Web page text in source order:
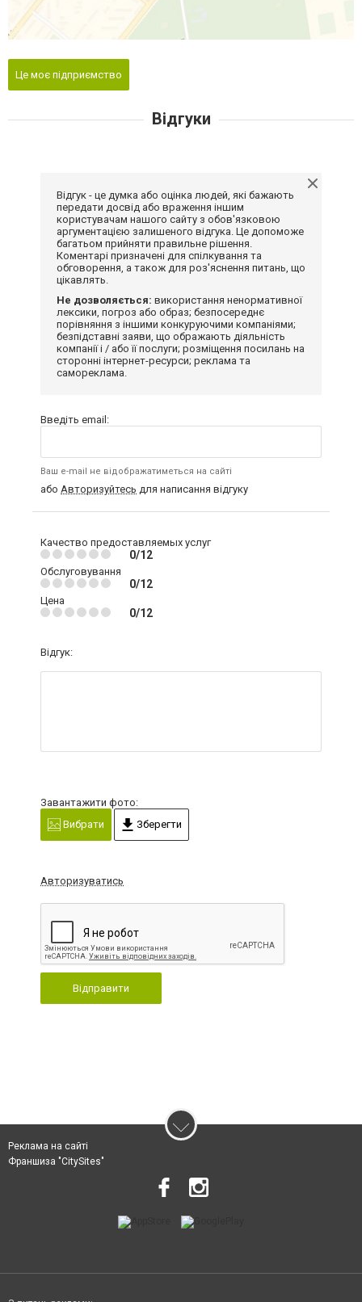
Це моє підприємство
Відгуки
Відгук - це думка або оцінка людей, які бажають
передати досвід або враження іншим
користувачам нашого сайту з обов'язковою
аргументацією залишеного відгука. Це допоможе
багатьом прийняти правильне рішення.
Коментарі призначені для спілкування та
обговорення, а також для роз'яснення питань, що
цікавлять.
Не дозволяється: використання ненормативної
лексики, погроз або образ; безпосереднє
порівняння з іншими конкуруючими компаніями;
безпідставні заяви, що ображають діяльність
компанії і / або її послуги; розміщення посилань на
сторонні інтернет-ресурси; реклама та
самореклама.
Введіть email:
Ваш e-mail не відображатиметься на сайті
або Авторизуйтесь для написання відгуку
Качество предоставляемых услуг
0/12
Обслуговування
0/12
Цена
0/12
Відгук:
Завантажити фото:
Вибрати
Зберегти
Авторизуватись
Відправити
Реклама на сайті
Франшиза "CitySites"